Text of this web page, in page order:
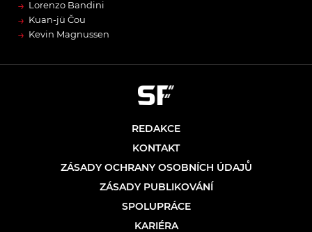
→ Lorenzo Bandini
→ Kuan-jü Čou
→ Kevin Magnussen
REDAKCE
KONTAKT
ZÁSADY OCHRANY OSOBNÍCH ÚDAJŮ
ZÁSADY PUBLIKOVÁNÍ
SPOLUPRÁCE
KARIÉRA